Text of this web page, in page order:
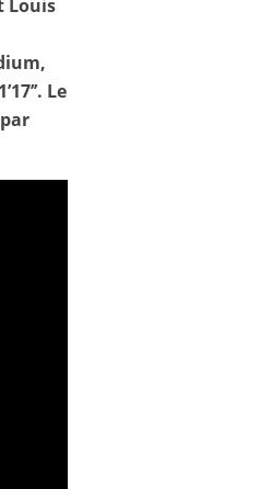
Louis
Le